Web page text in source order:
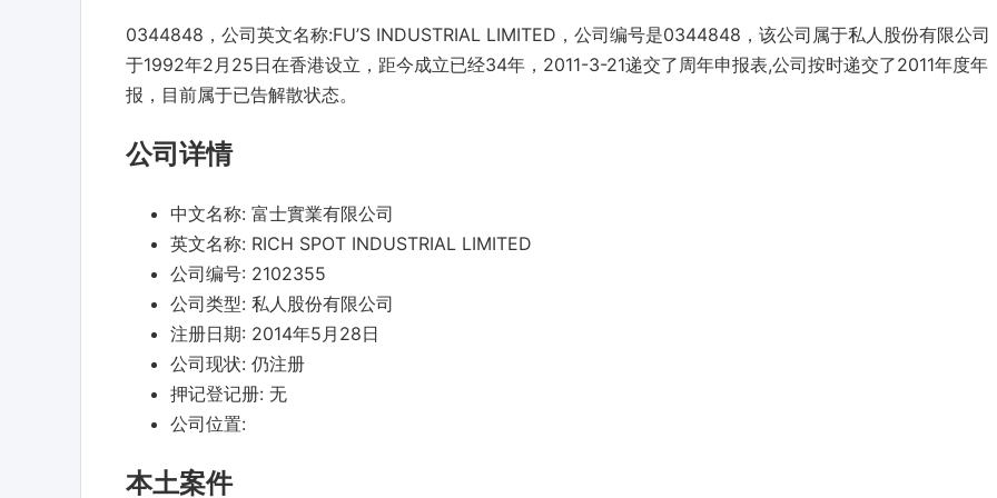
0344848，公司英文名称:FU’S INDUSTRIAL LIMITED，公司编号是0344848，该公司属于私人股份有限公司
于1992年2月25日在香港设立，距今成立已经34年，2011-3-21递交了周年申报表,公司按时递交了2011年度年
报，目前属于已告解散状态。
公司详情
中文名称: 富士實業有限公司
英文名称: RICH SPOT INDUSTRIAL LIMITED
公司编号: 2102355
公司类型: 私人股份有限公司
注册日期: 2014年5月28日
公司现状: 仍注册
押记登记册: 无
公司位置:
本土案件